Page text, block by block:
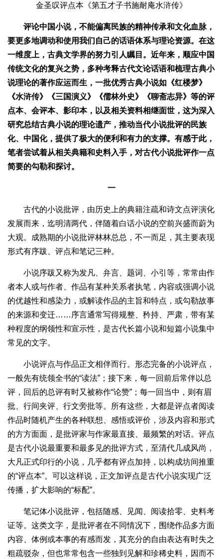
金圣叹评点本《第五才子书施耐庵水浒传》
评论中国小说，不能偏离民族的精神传承和文化血脉，
要更多地调动和使用我们自己的话语体系与理论资源。在这
一维度上，古典文学界的努力引人瞩目。近年来，顺应中国
传统文化的复兴之势，多种考释古代文论话语和梳理古典小
说理论的著作应运而生，一批优秀古典小说如《红楼梦》
《水浒传》《三国演义》《儒林外史》《聊斋志异》等的评
点本、会评本、影印本，以及相关资料相继面世，这为深入
研究总结古典小说的理论遗产，推动当代小说批评的民族
化、中国化，提供了极大的便利和有力的支撑。有感于此，
笔者尝试着从相关典籍和史料入手，对古代小说批评作一点
简要的勾勒和探讨。
一
古代的小说批评，由历史上的典籍注疏和诗文点评演化
发展而来，迄明清两代，伴随着白话小说的空前兴盛而蔚为
大观。成熟期的小说批评林林总总，不一而足，其主要表现
形式有序跋、评点和笔记三种。
小说序跋又称为发凡、弁言、题词、小引等，常常由作
者本人或与作者、作品有某种关系者执笔，内容或强调小说
的优越性和感染力，或解读作品的主旨和特点，或勾勒故事
的来源和变迁……序言通常写得规整、矜持、严肃，带有某
种程度的纲领性和宣示性，是古代长篇小说和短篇小说集中
常见的文字。
小说评点与作品正文相伴而行。形态完备的小说评点，
一般先有统领全书的“读法”；接下来，每一回前后常伴以总
评，回后的总评有时又被称作“论赞”；每一回当中，则有眉
批、行间夹评、行文旁批等。所有这些，大都是评点者阅读
作品时随机产生的各种联想、感悟或评价，涉及内容和形式
的方方面面，是批评家与作家最直接、最频繁的对话。评点
是古代小说最重要和最多见的批评方式，至清代几成风尚，
大凡正式印行的小说，几乎都有评点加持，以构成坊间推重
的“评点本”。可以这样说，正文加评点是古代小说实现广泛
传播，扩大影响的“标配”。
笔记体小说批评，包括随感、见闻、阅读拾零、史料考
证等。这类文字，是批评者在不同情况下，围绕作品多方面
内容、体例或本事的有感而发，其充分的自由表达有时失之
粗疏驳杂，但也常常包含一些独到见解和珍稀史料，因而不